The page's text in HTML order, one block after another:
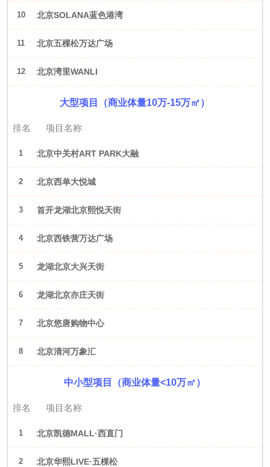
10 北京SOLANA蓝色港湾
11 北京五棵松万达广场
12 北京湾里WANLI
大型项目（商业体量10万-15万㎡）
排名 项目名称
1 北京中关村ART PARK大融
城
2 北京西单大悦城
3 首开龙湖北京熙悦天街
4 北京西铁营万达广场
5 龙湖北京大兴天街
6 龙湖北京亦庄天街
7 北京悠唐购物中心
8 北京清河万象汇
中小型项目（商业体量<10万㎡）
排名 项目名称
1 北京凯德MALL·西直门
2 北京华熙LIVE·五棵松